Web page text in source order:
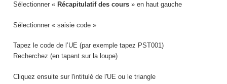
Sélectionner « Récapitulatif des cours» en haut gauche
Sélectionner « saisie code »
Tapez le code de l’UE (par exemple tapez PST001)
Recherchez (en tapant sur la loupe)
Cliquez ensuite sur l'intitulé de l'UE ou le triangle